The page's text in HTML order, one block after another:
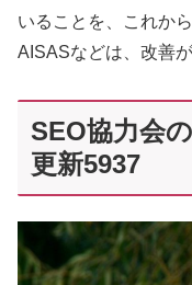
いることを、これか
AISASなどは、改善
SEO協力会
更新5937